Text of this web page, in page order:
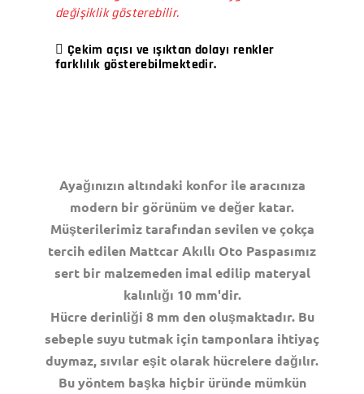
değişiklik gösterebilir.
Çekim açısı ve ışıktan dolayı renkler
farklılık gösterebilmektedir.
Ayağınızın altındaki konfor ile aracınıza
modern bir görünüm ve değer katar.
Müşterilerimiz tarafından sevilen ve çokça
tercih edilen Mattcar Akıllı Oto Paspasımız
sert bir malzemeden imal edilip materyal
kalınlığı 10 mm'dir.
Hücre derinliği 8 mm den oluşmaktadır. Bu
sebeple suyu tutmak için tamponlara ihtiyaç
duymaz, sıvılar eşit olarak hücrelere dağılır.
Bu yöntem başka hiçbir üründe mümkün